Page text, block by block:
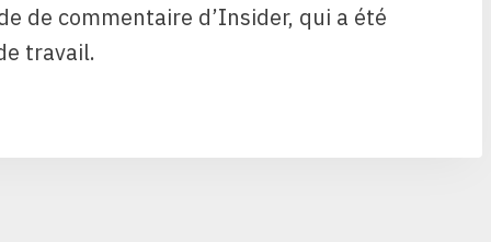
de commentaire d’Insider, qui a été
travail.